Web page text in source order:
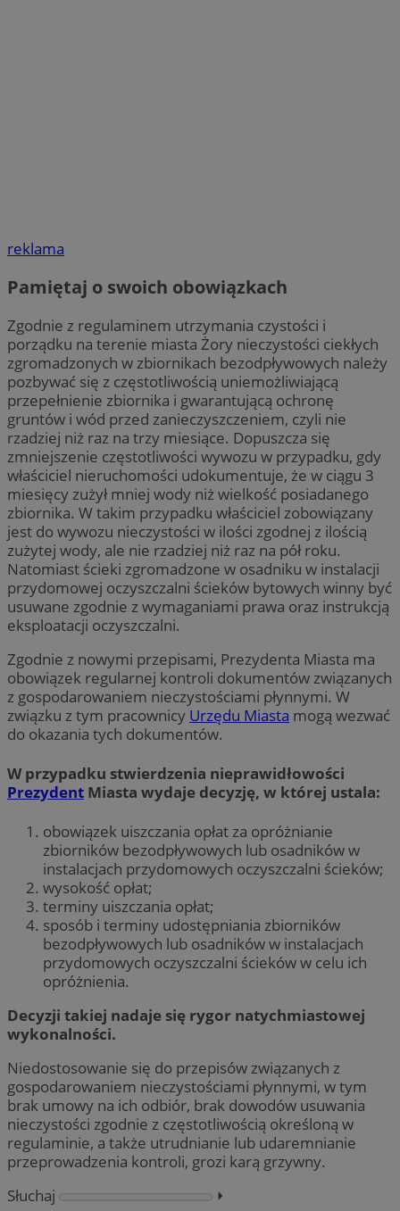
reklama
Pamiętaj o swoich obowiązkach
Zgodnie z regulaminem utrzymania czystości i
porządku na terenie miasta Żory nieczystości ciekłych
zgromadzonych w zbiornikach bezodpływowych należy
pozbywać się z częstotliwością uniemożliwiającą
przepełnienie zbiornika i gwarantującą ochronę
gruntów i wód przed zanieczyszczeniem, czyli nie
rzadziej niż raz na trzy miesiące. Dopuszcza się
zmniejszenie częstotliwości wywozu w przypadku, gdy
właściciel nieruchomości udokumentuje, że w ciągu 3
miesięcy zużył mniej wody niż wielkość posiadanego
zbiornika. W takim przypadku właściciel zobowiązany
jest do wywozu nieczystości w ilości zgodnej z ilością
zużytej wody, ale nie rzadziej niż raz na pół roku.
Natomiast ścieki zgromadzone w osadniku w instalacji
przydomowej oczyszczalni ścieków bytowych winny być
usuwane zgodnie z wymaganiami prawa oraz instrukcją
eksploatacji oczyszczalni.
Zgodnie z nowymi przepisami, Prezydenta Miasta ma
obowiązek regularnej kontroli dokumentów związanych
z gospodarowaniem nieczystościami płynnymi. W
związku z tym pracownicy Urzędu Miasta mogą wezwać
do okazania tych dokumentów.
W przypadku stwierdzenia nieprawidłowości
Prezydent Miasta wydaje decyzję, w której ustala:
obowiązek uiszczania opłat za opróżnianie
zbiorników bezodpływowych lub osadników w
instalacjach przydomowych oczyszczalni ścieków;
wysokość opłat;
terminy uiszczania opłat;
sposób i terminy udostępniania zbiorników
bezodpływowych lub osadników w instalacjach
przydomowych oczyszczalni ścieków w celu ich
opróżnienia.
Decyzji takiej nadaje się rygor natychmiastowej
wykonalności.
Niedostosowanie się do przepisów związanych z
gospodarowaniem nieczystościami płynnymi, w tym
brak umowy na ich odbiór, brak dowodów usuwania
nieczystości zgodnie z częstotliwością określoną w
regulaminie, a także utrudnianie lub udaremnianie
przeprowadzenia kontroli, grozi karą grzywny.
Słuchaj
⏵︎